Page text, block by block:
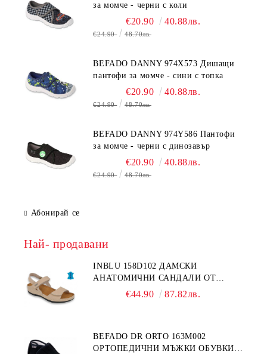
за момче - черни с коли
€20.90 40.88лв.
€24.90 48.70лв.
BEFADO DANNY 974X573 Дишащи
пантофи за момче - сини с топка
€20.90 40.88лв.
€24.90 48.70лв.
BEFADO DANNY 974Y586 Пантофи
за момче - черни с динозавър
€20.90 40.88лв.
€24.90 48.70лв.
Абонирай се
Най- продавани
INBLU 158D102 ДАМСКИ
АНАТОМИЧНИ САНДАЛИ ОТ
ЕСТЕСТВЕНА КОЖА, БЕЖОВИ
€44.90 87.82лв.
BEFADO DR ORTO 163M002
ОРТОПЕДИЧНИ МЪЖКИ ОБУВКИ